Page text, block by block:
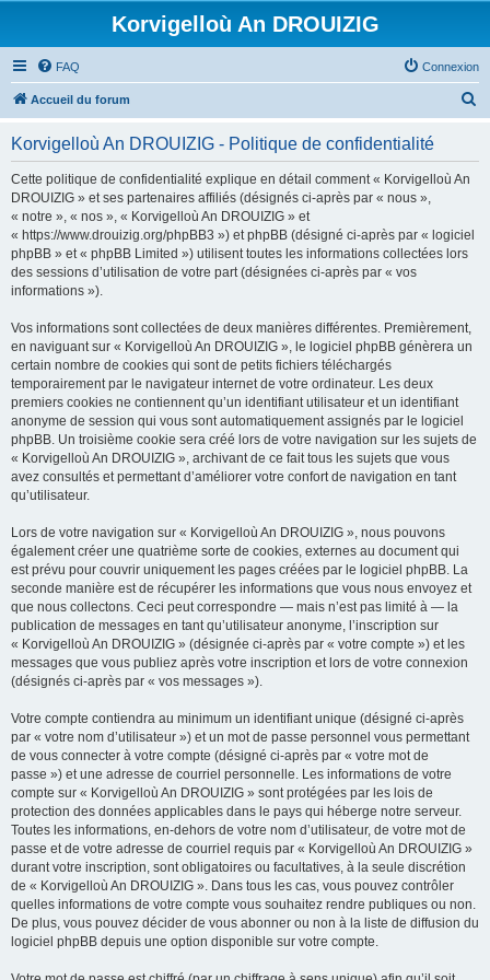
Korvigelloù An DROUIZIG
FAQ Connexion
Accueil du forum
Korvigelloù An DROUIZIG - Politique de confidentialité
Cette politique de confidentialité explique en détail comment « Korvigelloù An
DROUIZIG » et ses partenaires affiliés (désignés ci-après par « nous »,
« notre », « nos », « Korvigelloù An DROUIZIG » et
« https://www.drouizig.org/phpBB3 ») et phpBB (désigné ci-après par « logiciel
phpBB » et « phpBB Limited ») utilisent toutes les informations collectées lors
des sessions d’utilisation de votre part (désignées ci-après par « vos
informations »).
Vos informations sont collectées de deux manières différentes. Premièrement,
en naviguant sur « Korvigelloù An DROUIZIG », le logiciel phpBB génèrera un
certain nombre de cookies qui sont de petits fichiers téléchargés
temporairement par le navigateur internet de votre ordinateur. Les deux
premiers cookies ne contiennent qu’un identifiant utilisateur et un identifiant
anonyme de session qui vous sont automatiquement assignés par le logiciel
phpBB. Un troisième cookie sera créé lors de votre navigation sur les sujets de
« Korvigelloù An DROUIZIG », archivant de ce fait tous les sujets que vous
avez consultés et permettant d’améliorer votre confort de navigation en tant
qu’utilisateur.
Lors de votre navigation sur « Korvigelloù An DROUIZIG », nous pouvons
également créer une quatrième sorte de cookies, externes au document qui
est prévu pour couvrir uniquement les pages créées par le logiciel phpBB. La
seconde manière est de récupérer les informations que vous nous envoyez et
que nous collectons. Ceci peut correspondre — mais n’est pas limité à — la
publication de messages en tant qu’utilisateur anonyme, l’inscription sur
« Korvigelloù An DROUIZIG » (désignée ci-après par « votre compte ») et les
messages que vous publiez après votre inscription et lors de votre connexion
(désignés ci-après par « vos messages »).
Votre compte contiendra au minimum un identifiant unique (désigné ci-après
par « votre nom d’utilisateur ») et un mot de passe personnel vous permettant
de vous connecter à votre compte (désigné ci-après par « votre mot de
passe ») et une adresse de courriel personnelle. Les informations de votre
compte sur « Korvigelloù An DROUIZIG » sont protégées par les lois de
protection des données applicables dans le pays qui héberge notre serveur.
Toutes les informations, en-dehors de votre nom d’utilisateur, de votre mot de
passe et de votre adresse de courriel requis par « Korvigelloù An DROUIZIG »
durant votre inscription, sont obligatoires ou facultatives, à la seule discrétion
de « Korvigelloù An DROUIZIG ». Dans tous les cas, vous pouvez contrôler
quelles informations de votre compte vous souhaitez rendre publiques ou non.
De plus, vous pouvez décider de vous abonner ou non à la liste de diffusion du
logiciel phpBB depuis une option disponible sur votre compte.